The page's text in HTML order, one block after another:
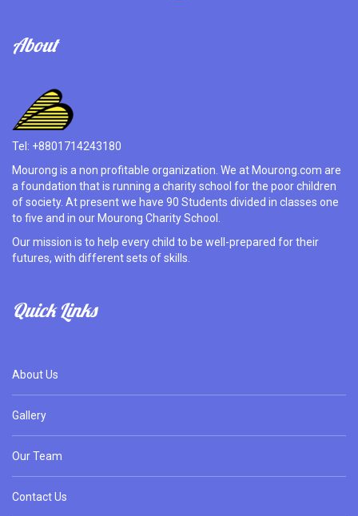
About
Tel: +8801714243180
Mourong is a non profitable organization. We at Mourong.com are
a foundation that is running a charity school for the poor children
of society. At present we have 90 Students divided in classes one
to five and in our Mourong Charity School.
Our mission is to help every child to be well-prepared for their
futures, with different sets of skills.
Quick Links
About Us
Gallery
Our Team
Contact Us